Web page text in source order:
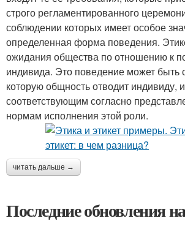
строго регламентированного
соблюдении которых имеет особое
определенная форма поведения.
ожидания общества по отношению к
индивида. Это поведение может быть
которую общность отводит индивиду,
соответствующим согласно
нормам исполнения этой роли.
читать дальше →
Последние обновления